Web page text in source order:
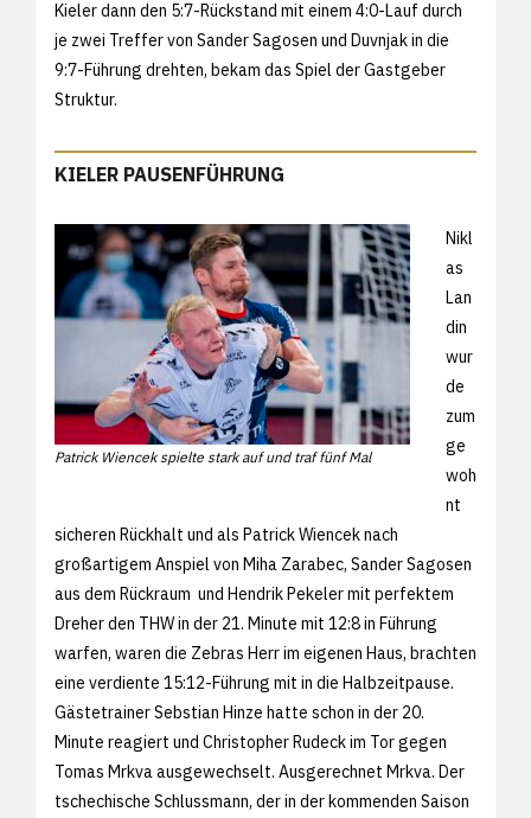
Kieler dann den 5:7-Rückstand mit einem 4:0-Lauf durch
je zwei Treffer von Sander Sagosen und Duvnjak in die
9:7-Führung drehten, bekam das Spiel der Gastgeber
Struktur.
KIELER PAUSENFÜHRUNG
Patrick Wiencek spielte stark auf und traf fünf Mal
Nikl
as
Lan
din
wur
de
zum
ge
woh
nt
sicheren Rückhalt und als Patrick Wiencek nach
großartigem Anspiel von Miha Zarabec, Sander Sagosen
aus dem Rückraum und Hendrik Pekeler mit perfektem
Dreher den THW in der 21. Minute mit 12:8 in Führung
warfen, waren die Zebras Herr im eigenen Haus, brachten
eine verdiente 15:12-Führung mit in die Halbzeitpause.
Gästetrainer Sebstian Hinze hatte schon in der 20.
Minute reagiert und Christopher Rudeck im Tor gegen
Tomas Mrkva ausgewechselt. Ausgerechnet Mrkva. Der
tschechische Schlussmann, der in der kommenden Saison